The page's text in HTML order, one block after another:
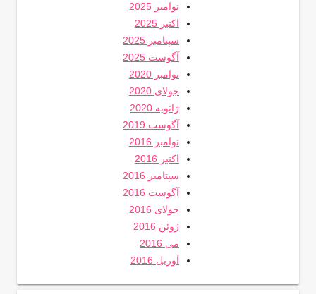
نوامبر 2025
اکتبر 2025
سپتامبر 2025
آگوست 2025
نوامبر 2020
جولای 2020
ژانویه 2020
آگوست 2019
نوامبر 2016
اکتبر 2016
سپتامبر 2016
آگوست 2016
جولای 2016
ژوئن 2016
می 2016
آوریل 2016